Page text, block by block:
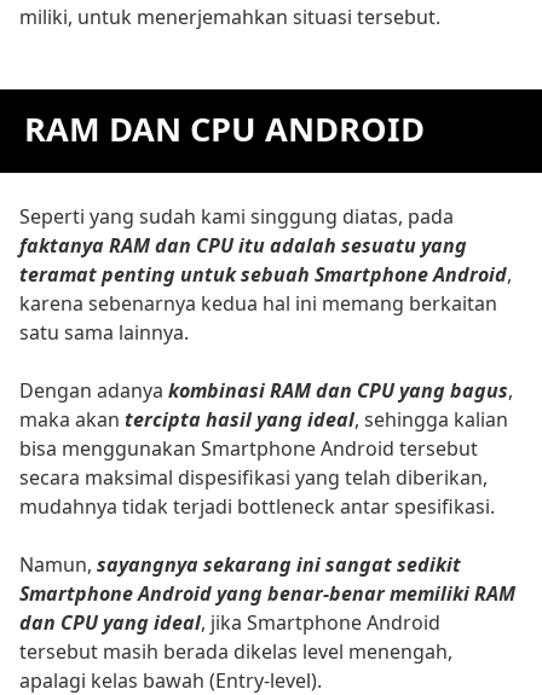
miliki, untuk menerjemahkan situasi tersebut.
RAM DAN CPU ANDROID
Seperti yang sudah kami singgung diatas, pada
faktanya RAM dan CPU itu adalah sesuatu yang
teramat penting untuk sebuah Smartphone Android,
karena sebenarnya kedua hal ini memang berkaitan
satu sama lainnya.
Dengan adanya kombinasi RAM dan CPU yang bagus,
maka akan tercipta hasil yang ideal, sehingga kalian
bisa menggunakan Smartphone Android tersebut
secara maksimal dispesifikasi yang telah diberikan,
mudahnya tidak terjadi bottleneck antar spesifikasi.
Namun, sayangnya sekarang ini sangat sedikit
Smartphone Android yang benar-benar memiliki RAM
dan CPU yang ideal, jika Smartphone Android
tersebut masih berada dikelas level menengah,
apalagi kelas bawah (Entry-level).